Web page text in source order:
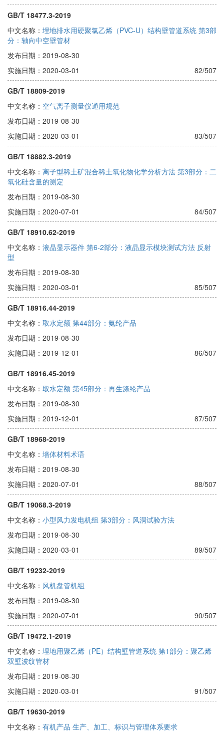
GB/T 18477.3-2019
中文名称： 埋地排水用硬聚氯乙烯（PVC-U）结构壁管道系统 第3部
分：轴向中空壁管材
发布日期：2019-08-30
实施日期：2020-03-01
82/507
GB/T 18809-2019
中文名称： 空气离子测量仪通用规范
发布日期：2019-08-30
实施日期：2020-03-01
83/507
GB/T 18882.3-2019
中文名称： 离子型稀土矿混合稀土氧化物化学分析方法 第3部分：二
氧化硅含量的测定
发布日期：2019-08-30
实施日期：2020-07-01
84/507
GB/T 18910.62-2019
中文名称： 液晶显示器件 第6-2部分：液晶显示模块测试方法 反射
型
发布日期：2019-08-30
实施日期：2020-03-01
85/507
GB/T 18916.44-2019
中文名称： 取水定额 第44部分：氨纶产品
发布日期：2019-08-30
实施日期：2019-12-01
86/507
GB/T 18916.45-2019
中文名称： 取水定额 第45部分：再生涤纶产品
发布日期：2019-08-30
实施日期：2019-12-01
87/507
GB/T 18968-2019
中文名称： 墙体材料术语
发布日期：2019-08-30
实施日期：2020-07-01
88/507
GB/T 19068.3-2019
中文名称： 小型风力发电机组 第3部分：风洞试验方法
发布日期：2019-08-30
实施日期：2020-03-01
89/507
GB/T 19232-2019
中文名称： 风机盘管机组
发布日期：2019-08-30
实施日期：2020-07-01
90/507
GB/T 19472.1-2019
中文名称： 埋地用聚乙烯（PE）结构壁管道系统 第1部分：聚乙烯
双壁波纹管材
发布日期：2019-08-30
实施日期：2020-03-01
91/507
GB/T 19630-2019
中文名称： 有机产品 生产、加工、标识与管理体系要求